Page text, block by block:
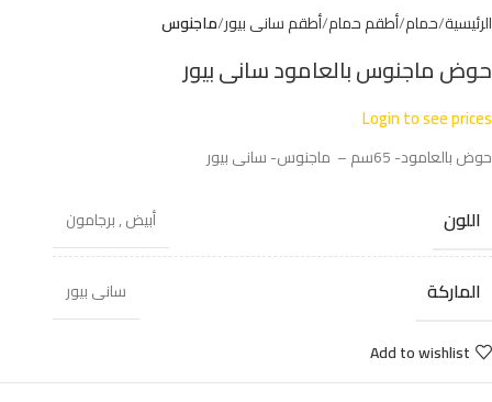
الرئيسية حمام أطقم حمام أطقم سانى بيور ماجنوس
حوض ماجنوس بالعامود سانى بيور
Login to see prices
حوض بالعامود- 65سم – ماجنوس- سانى بيور
اللون أبيض,برجامون
الماركة سانى بيور
Add to wishlist